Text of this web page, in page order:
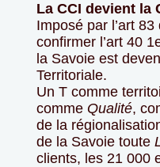
La CCI devient la
Imposé par l’art
confirmer l’art 40
la Savoie est
Territoriale.
Un T comme
comme Qualité,
de la
de la Savoie toute
clients, les 21 000